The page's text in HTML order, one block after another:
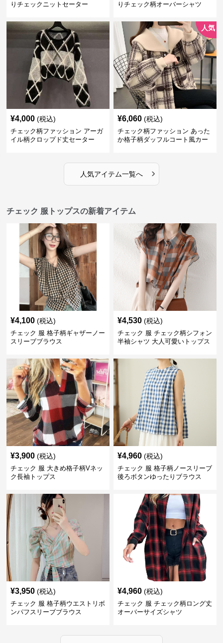
りチェックニットセーター
りチェック柄オーバーシャツ
¥4,000 (税込)
チェック柄ファッション アーガ
イル柄クロップド丈セーター
人気
¥6,060 (税込)
チェック柄ファッション あった
か格子柄ダッフルコート風カー
人気アイテム一覧へ ›
チェック 服トップスの新着アイテム
¥4,100 (税込)
チェック 服 格子柄ギャザーノー
スリーブブラウス
¥4,530 (税込)
チェック 服 チェック柄シフォン
半袖シャツ 大人可愛いトップス
¥3,900 (税込)
チェック 服 大きめ格子柄Vネッ
ク長袖トップス
¥4,960 (税込)
チェック 服 格子柄ノースリーブ
後ろボタンゆったりブラウス
¥3,950 (税込)
チェック 服 格子柄ウエストリボ
ンパフスリーブブラウス
¥4,960 (税込)
チェック 服 チェック柄ロング丈
オーバーサイズシャツ